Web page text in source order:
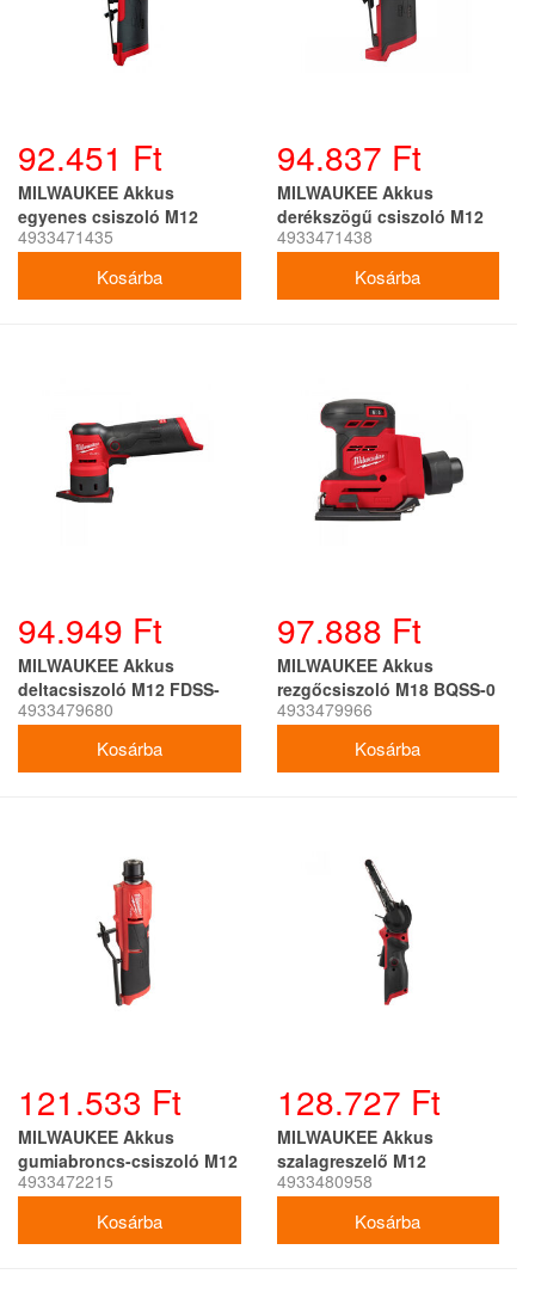
92.451 Ft
MILWAUKEE Akkus
egyenes csiszoló M12
FDGS-0 (akku + töltő
4933471435
94.837 Ft
MILWAUKEE Akkus
derékszögű csiszoló M12
FDGA-0 (akku + töltő
4933471438
94.949 Ft
MILWAUKEE Akkus
deltacsiszoló M12 FDSS-
0B (akku + töltő nélkül)
4933479680
97.888 Ft
MILWAUKEE Akkus
rezgőcsiszoló M18 BQSS-0
(akku + töltő nélkül)
4933479966
121.533 Ft
MILWAUKEE Akkus
gumiabroncs-csiszoló M12
FTB-0 (akku + töltő nélkül)
4933472215
128.727 Ft
MILWAUKEE Akkus
szalagreszelő M12
FBFL10-0 (akku + töltő
4933480958